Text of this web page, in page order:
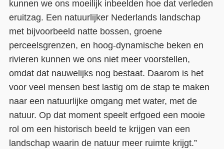
kunnen we ons moeilijk inbeelden hoe dat verleden
eruitzag. Een natuurlijker Nederlands landschap
met bijvoorbeeld natte bossen, groene
perceelsgrenzen, en hoog-dynamische beken en
rivieren kunnen we ons niet meer voorstellen,
omdat dat nauwelijks nog bestaat. Daarom is het
voor veel mensen best lastig om de stap te maken
naar een natuurlijke omgang met water, met de
natuur. Op dat moment speelt erfgoed een mooie
rol om een historisch beeld te krijgen van een
landschap waarin de natuur meer ruimte krijgt.”